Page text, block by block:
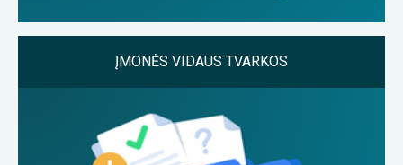
ĮMONĖS VIDAUS TVARKOS